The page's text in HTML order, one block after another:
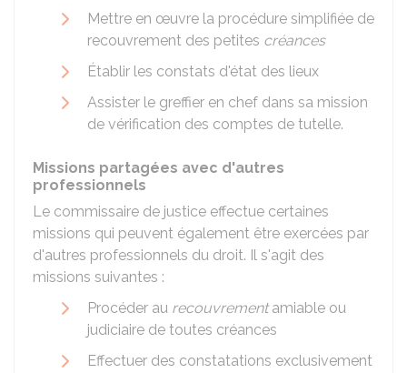
Mettre en œuvre la procédure simplifiée de
recouvrement des petites créances
Établir les constats d'état des lieux
Assister le greffier en chef dans sa mission
de vérification des comptes de tutelle.
Missions partagées avec d'autres
professionnels
Le commissaire de justice effectue certaines
missions qui peuvent également être exercées par
d'autres professionnels du droit. Il s'agit des
missions suivantes :
Procéder au recouvrementamiable ou
judiciaire de toutes créances
Effectuer des constatations exclusivement